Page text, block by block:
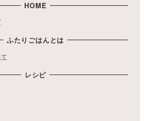
HOME
ふたりごはんとは
レシピ